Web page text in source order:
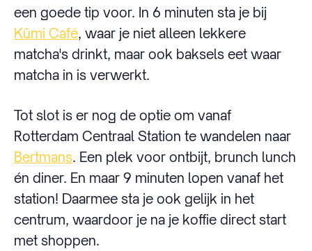
een goede tip voor. In 6 minuten sta je bij
Kūmi Café, waar je niet alleen lekkere
matcha's drinkt, maar ook baksels eet waar
matcha in is verwerkt.
Tot slot is er nog de optie om vanaf
Rotterdam Centraal Station te wandelen naar
Bertmans. Een plek voor ontbijt, brunch lunch
én diner. En maar 9 minuten lopen vanaf het
station! Daarmee sta je ook gelijk in het
centrum, waardoor je na je koffie direct start
met shoppen.